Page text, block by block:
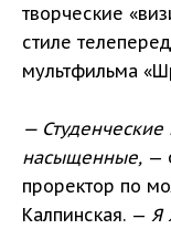
творческие
стиле
мультфильма
—
насыщенные, —
проректор по
Калпинская. — Я